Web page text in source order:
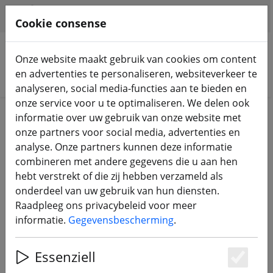
Zoek producten
Home Onderdelen
FPV drone onderdelen
470 Products
Unterkategorien
KOZIJNEN
Cookie consense
Onze website maakt gebruik van cookies om content
en advertenties te personaliseren, websiteverkeer te
analyseren, social media-functies aan te bieden en
onze service voor u te optimaliseren. We delen ook
informatie over uw gebruik van onze website met
onze partners voor social media, advertenties en
analyse. Onze partners kunnen deze informatie
combineren met andere gegevens die u aan hen
hebt verstrekt of die zij hebben verzameld als
onderdeel van uw gebruik van hun diensten.
Raadpleeg ons privacybeleid voor meer
informatie. Gegevensbescherming.
Essenziell